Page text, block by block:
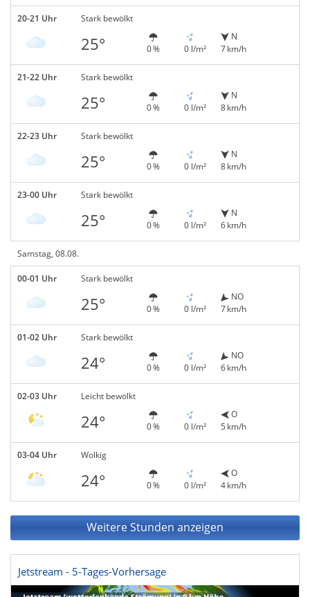
20-21 Uhr Stark bewölkt
25° 0 % 0 l/m²
N
7 km/h
21-22 Uhr Stark bewölkt
25° 0 % 0 l/m²
N
8 km/h
22-23 Uhr Stark bewölkt
25° 0 % 0 l/m²
N
8 km/h
23-00 Uhr Stark bewölkt
25° 0 % 0 l/m²
N
6 km/h
Samstag, 08.08.
00-01 Uhr Stark bewölkt
25° 0 % 0 l/m²
NO
7 km/h
01-02 Uhr Stark bewölkt
24° 0 % 0 l/m²
NO
6 km/h
02-03 Uhr Leicht bewölkt
24° 0 % 0 l/m²
O
5 km/h
03-04 Uhr Wolkig
24° 0 % 0 l/m²
O
4 km/h
Weitere Stunden anzeigen
Jetstream - 5-Tages-Vorhersage